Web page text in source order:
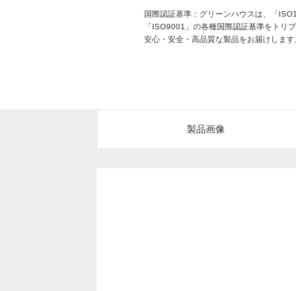
国際認証基準：グリーンハウスは、「
「ISO9001」の各種国際認証基準をトリプ
安心・安全・高品質な製品をお届けします
製品画像